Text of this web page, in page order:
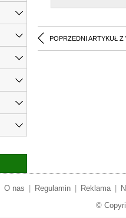
POPRZEDNI ARTYKUŁ Z
O nas Regulamin Reklama
©